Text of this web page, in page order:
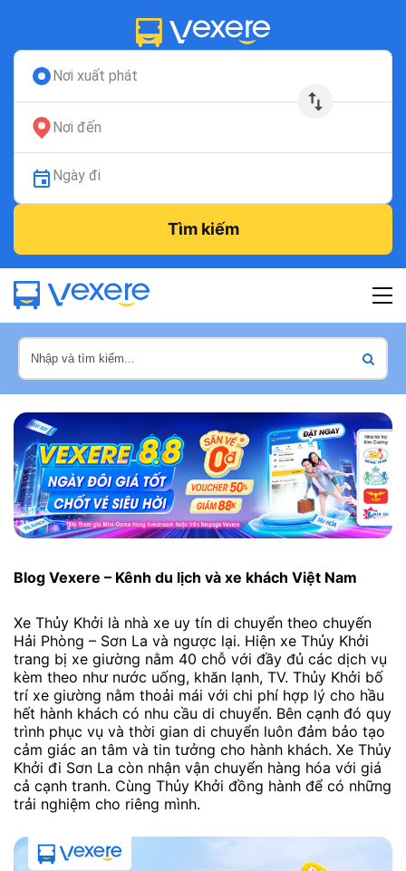
Nơi xuất phát
Nơi đến
Ngày đi
Tìm kiếm
Blog Vexere – Kênh du lịch và xe khách Việt Nam
Xe Thủy Khởi là nhà xe uy tín di chuyển theo chuyến
Hải Phòng – Sơn La và ngược lại. Hiện xe ​Thủy Khởi
trang bị xe giường nằm 40 chỗ với đầy đủ các dịch vụ
kèm theo như nước uống, khăn lạnh, TV. Thủy Khởi bố
trí xe giường nằm thoải mái với chi phí hợp lý cho hầu
hết hành khách có nhu cầu di chuyển. Bên cạnh đó quy
trình phục vụ và thời gian di chuyển luôn đảm bảo tạo
cảm giác an tâm và tin tưởng cho hành khách. Xe Thủy
Khởi đi Sơn La còn nhận vận chuyển hàng hóa với giá
cả cạnh tranh. Cùng Thủy Khởi đồng hành để có những
trải nghiệm cho riêng mình.